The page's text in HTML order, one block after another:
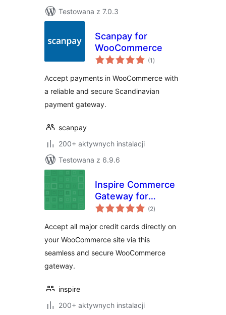
Testowana z 7.0.3
Scanpay for
WooCommerce
(1 wszystkich
ocen
)
Accept payments in WooCommerce with
a reliable and secure Scandinavian
payment gateway.
scanpay
200+ aktywnych instalacji
Testowana z 6.9.6
Inspire Commerce
Gateway for
WooCommerce
(2wszystkich
ocen
)
Accept all major credit cards directly on
your WooCommerce site via this
seamless and secure WooCommerce
gateway.
inspire
200+ aktywnych instalacji